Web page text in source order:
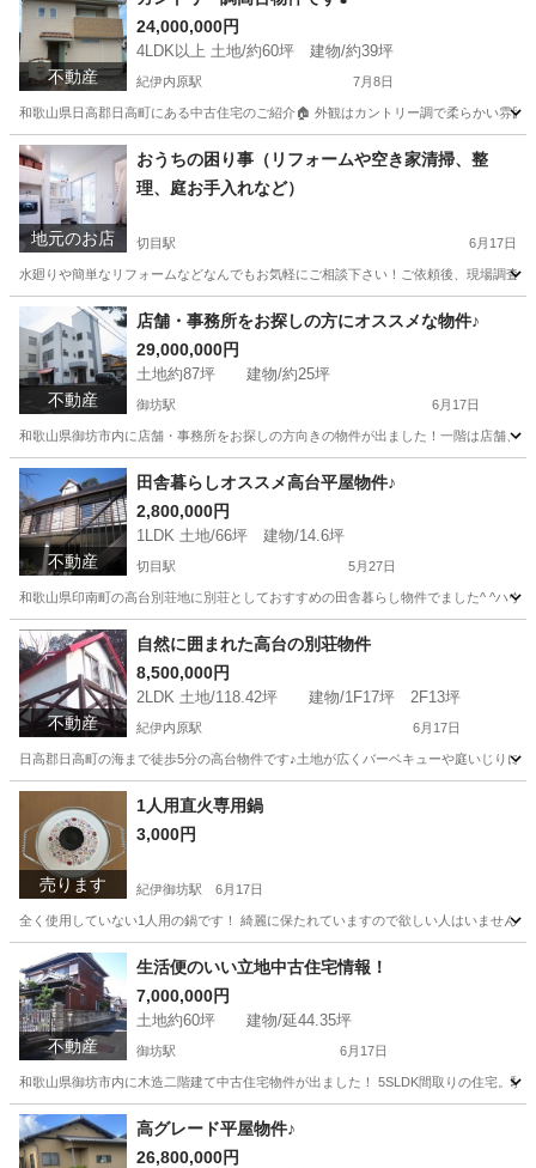
不動産
24,000,000円
4LDK以上 土地/約60坪 建物/約39坪
紀伊内原駅 7月8日
和歌山県日高郡日高町にある中古住宅のご紹介🏠 外観はカントリー調で柔らかい雰
和歌山 日高郡 紀伊内原駅 中古（マンション/一戸建て）
物件
地元のお店
おうちの困り事（リフォームや空き家清掃、整
理、庭お手入れなど）
切目駅 6月17日
水廻りや簡単なリフォームなどなんでもお気軽にご相談下さい！ご依頼後、現場調査
和歌山 日高郡 切目駅 便利屋
不動産
店舗・事務所をお探しの方にオススメな物件♪
29,000,000円
土地約87坪 建物/約25坪
御坊駅 6月17日
和歌山県御坊市内に店舗・事務所をお探しの方向きの物件が出ました！一階は店舗、
和歌山 御坊市 御坊駅 新築（マンション/一戸建て）
不動産
田舎暮らしオススメ高台平屋物件♪
2,800,000円
1LDK 土地/66坪 建物/14.6坪
切目駅 5月27日
和歌山県印南町の高台別荘地に別荘としておすすめの田舎暮らし物件でました^ ^ハウ
和歌山 日高郡 切目駅 中古（マンション/一戸建て）
不動産
自然に囲まれた高台の別荘物件
8,500,000円
2LDK 土地/118.42坪 建物/1F17坪 2F13坪
紀伊内原駅 6月17日
日高郡日高町の海まで徒歩5分の高台物件です♪土地が広くバーベキューや庭いじりに
和歌山 日高郡 紀伊内原駅 中古（マンション/一戸建て）
物件
売ります
1人用直火専用鍋
3,000円
紀伊御坊駅 6月17日
全く使用していない1人用の鍋です！ 綺麗に保たれていますので欲しい人はいません
和歌山 御坊市 紀伊御坊駅 調理器具 全く
不動産
生活便のいい立地中古住宅情報！
7,000,000円
土地約60坪 建物/延44.35坪
御坊駅 6月17日
和歌山県御坊市内に木造二階建て中古住宅物件が出ました！ 5SLDK間取りの住宅。
和歌山 御坊市 御坊駅 土地販売/土地売買
高グレード平屋物件♪
26,800,000円